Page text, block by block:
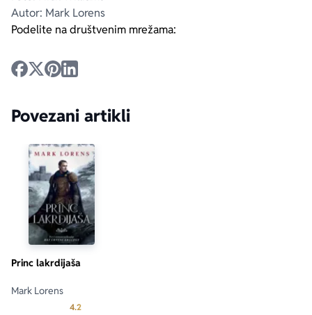
Autor: Mark Lorens
Podelite na društvenim mrežama:
Povezani artikli
Princ lakrdijaša
Mark Lorens
4.2Prosecna ocena je 4.2 od 5